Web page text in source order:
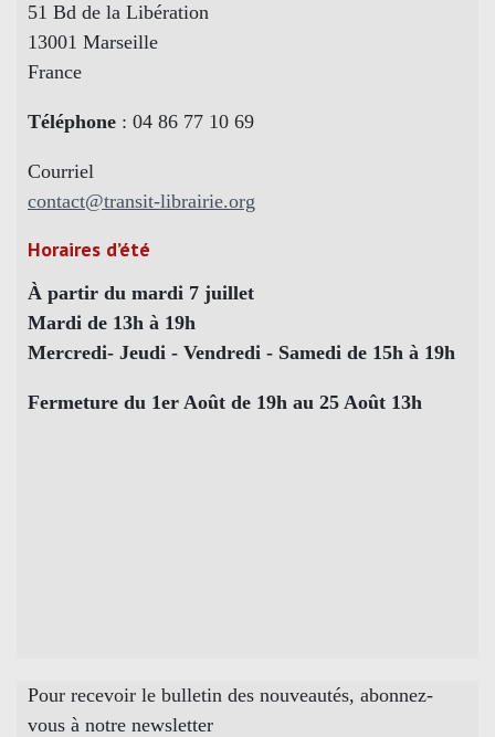
51 Bd de la Libération
13001 Marseille
France
Téléphone : 04 86 77 10 69
Courriel
contact@transit-librairie.org
Horaires d’été
À partir du mardi 7 juillet
Mardi de 13h à 19h
Mercredi- Jeudi - Vendredi - Samedi de 15h à 19h
Fermeture du 1er Août de 19h au 25 Août 13h
Pour recevoir le bulletin des nouveautés, abonnez-
vous à notre newsletter